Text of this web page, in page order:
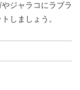
ジャラコにラブラ
しましょう。